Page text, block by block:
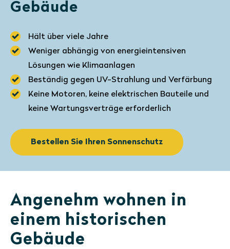
Gebäude
Hält über viele Jahre
Weniger abhängig von energieintensiven
Lösungen wie Klimaanlagen
Beständig gegen UV-Strahlung und Verfärbung
Keine Motoren, keine elektrischen Bauteile und
keine Wartungsverträge erforderlich
Bestellen Sie Ihren Sonnenschutz
Angenehm wohnen in
einem historischen
Gebäude